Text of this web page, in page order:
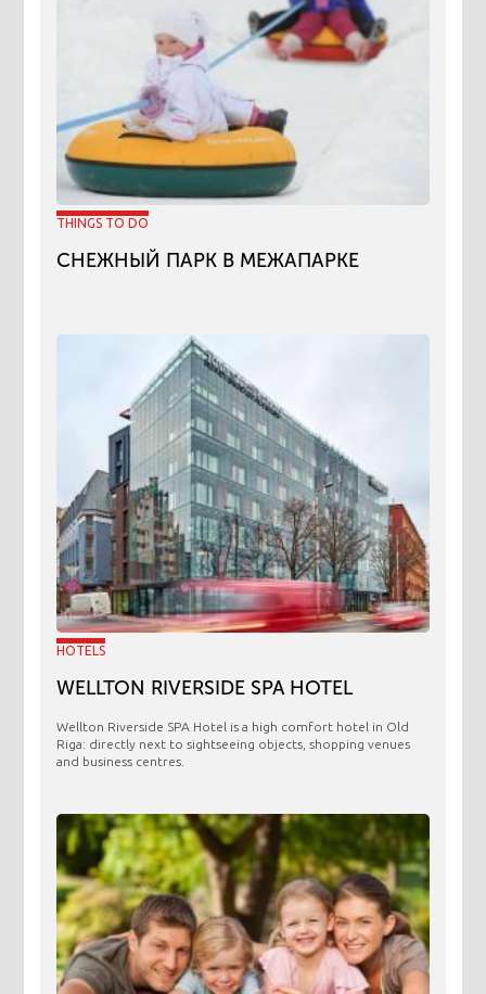
THINGS TO DO
СНЕЖНЫЙ ПАРК В МЕЖАПАРКЕ
HOTELS
WELLTON RIVERSIDE SPA HOTEL
Wellton Riverside SPA Hotel is a high comfort hotel in Old
Riga: directly next to sightseeing objects, shopping venues
and business centres.